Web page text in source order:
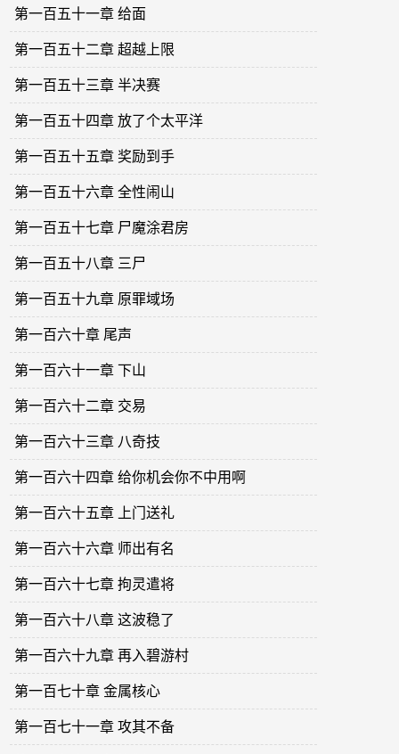
第一百五十一章 给面
第一百五十二章 超越上限
第一百五十三章 半决赛
第一百五十四章 放了个太平洋
第一百五十五章 奖励到手
第一百五十六章 全性闹山
第一百五十七章 尸魔涂君房
第一百五十八章 三尸
第一百五十九章 原罪域场
第一百六十章 尾声
第一百六十一章 下山
第一百六十二章 交易
第一百六十三章 八奇技
第一百六十四章 给你机会你不中用啊
第一百六十五章 上门送礼
第一百六十六章 师出有名
第一百六十七章 拘灵遣将
第一百六十八章 这波稳了
第一百六十九章 再入碧游村
第一百七十章 金属核心
第一百七十一章 攻其不备